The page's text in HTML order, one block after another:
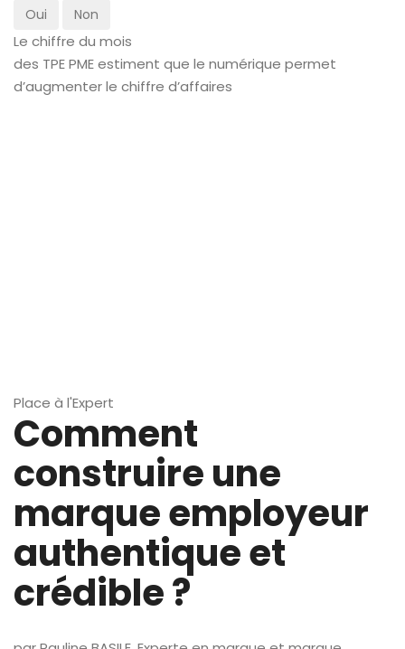
Oui Non
Le chiffre du mois
des TPE PME estiment que le numérique permet
d’augmenter le chiffre d’affaires
Place à l'Expert
Comment
construire une
marque employeur
authentique et
crédible ?